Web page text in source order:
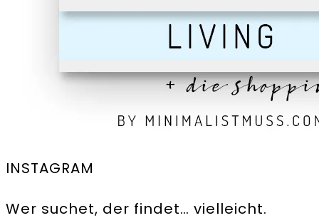
INSTAGRAM
Wer suchet, der findet… vielleicht.